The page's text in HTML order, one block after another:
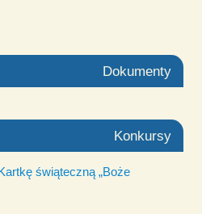
Dokumenty
Konkursy
świąteczną „Boże